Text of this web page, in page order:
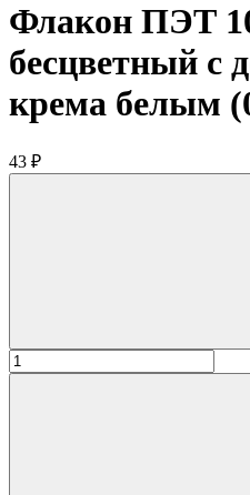
Флакон ПЭТ
бесцветный с
крема белым
43 ₽